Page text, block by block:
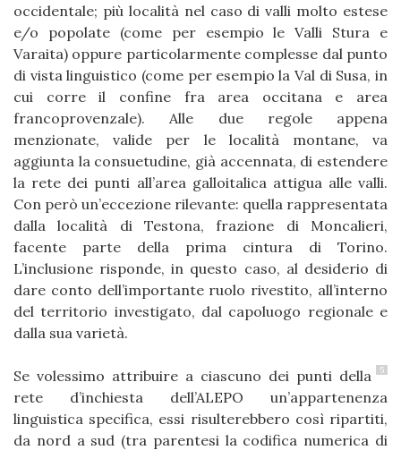
occidentale; più località nel caso di valli molto estese
e/o popolate (come per esempio le Valli Stura e
Varaita) oppure particolarmente complesse dal punto
di vista linguistico (come per esempio la Val di Susa, in
cui corre il confine fra area occitana e area
francoprovenzale). Alle due regole appena
menzionate, valide per le località montane, va
aggiunta la consuetudine, già accennata, di estendere
la rete dei punti all’area galloitalica attigua alle valli.
Con però un’eccezione rilevante: quella rappresentata
dalla località di Testona, frazione di Moncalieri,
facente parte della prima cintura di Torino.
L’inclusione risponde, in questo caso, al desiderio di
dare conto dell’importante ruolo rivestito, all’interno
del territorio investigato, dal capoluogo regionale e
dalla sua varietà.
5
Se volessimo attribuire a ciascuno dei punti della
rete d’inchiesta dell’ALEPO un’appartenenza
linguistica specifica, essi risulterebbero così ripartiti,
da nord a sud (tra parentesi la codifica numerica di